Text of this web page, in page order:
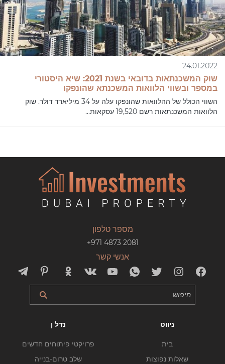
24.01.2022
שוק המשכנתאות בדובאי בשנת 2021: שיא היסטורי
במספר ובשווי הלוואות המשכנתא שהונפקו
השווי הכולל של ההלוואות שהונפקו עלה על 34 מיליארד דולר. שוק
הלוואות המשכנתאות רשם 19,520 עסקאות...
מספר טלפון
+971 4873 2081
אנשי קשר
ניווט
בית
שאלות נפוצות
נדל ן
פרויקטי פיתוחים חדשים
שלב טרום-בנייה